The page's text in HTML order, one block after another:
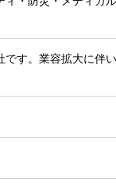
す。業容拡大に伴